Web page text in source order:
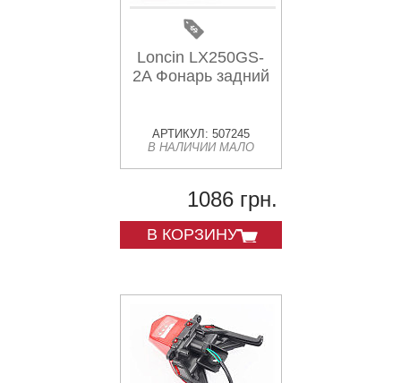
Loncin LX250GS-
2A Фонарь задний
АРТИКУЛ: 507245
В НАЛИЧИИ МАЛО
1086 грн.
В КОРЗИНУ